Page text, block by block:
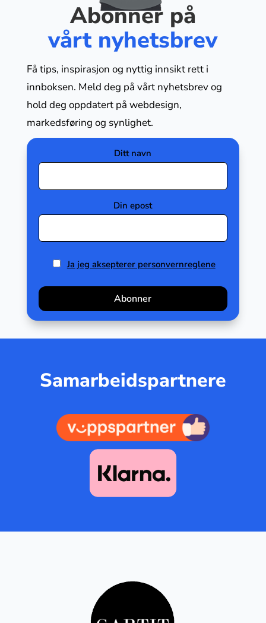
Abonner på
vårt nyhetsbrev
Få tips, inspirasjon og nyttig innsikt rett i
innboksen. Meld deg på vårt nyhetsbrev og
hold deg oppdatert på webdesign,
markedsføring og synlighet.
Ditt navn
Din epost
Ja jeg aksepterer personvernreglene
Samarbeidspartnere